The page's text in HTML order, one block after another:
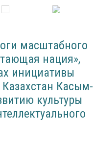
масштабного
нация»,
инициативы
Касым-
культуры